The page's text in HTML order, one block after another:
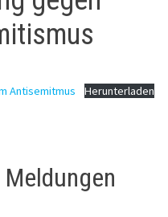
Antisemitmus Herunterladen